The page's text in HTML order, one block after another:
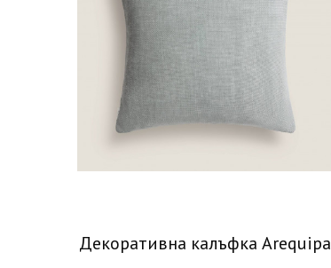
Декоративна калъфка Arequipa